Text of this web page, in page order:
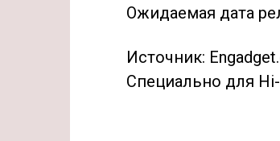
Ожидаемая дата
Источник:
Специально для